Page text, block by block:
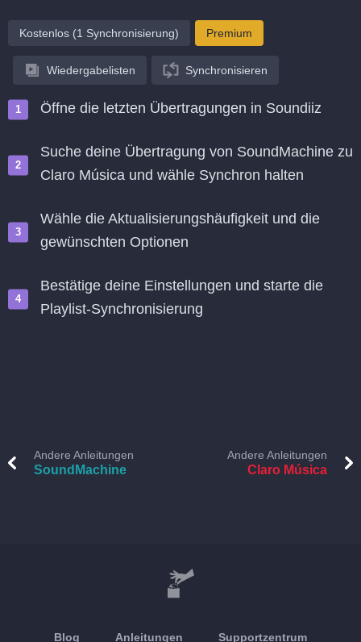
Kostenlos (1 Synchronisierung) Premium
Wiedergabelisten Synchronisieren
Öffne die letzten Übertragungen in Soundiiz
Suche deine Übertragung von SoundMachine zu
Claro Música und wähle Synchron halten
Wähle die Aktualisierungshäufigkeit und die
gewünschten Optionen
Bestätige deine Einstellungen und starte die
Playlist-Synchronisierung
Andere Anleitungen
SoundMachine
Andere Anleitungen
Claro Música
Blog Anleitungen Supportzentrum